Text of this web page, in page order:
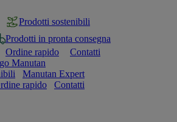
Prodotti sostenibili
Prodotti in pronta consegna
Ordine rapido Contatti
Manutan Expert
rapido
Contatti